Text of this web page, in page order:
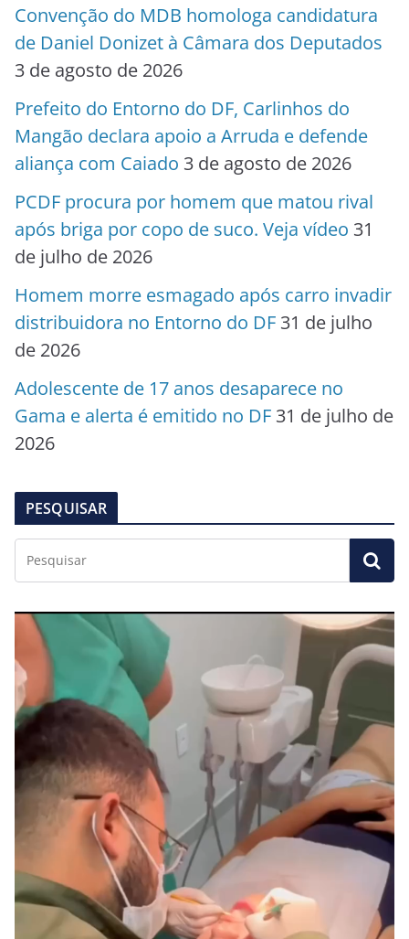
Convenção do MDB homologa candidatura
de Daniel Donizet à Câmara dos Deputados
3 de agosto de 2026
Prefeito do Entorno do DF, Carlinhos do
Mangão declara apoio a Arruda e defende
aliança com Caiado 3 de agosto de 2026
PCDF procura por homem que matou rival
após briga por copo de suco. Veja vídeo 31
de julho de 2026
Homem morre esmagado após carro invadir
distribuidora no Entorno do DF 31 de julho
de 2026
Adolescente de 17 anos desaparece no
Gama e alerta é emitido no DF 31 de julho de
2026
PESQUISAR